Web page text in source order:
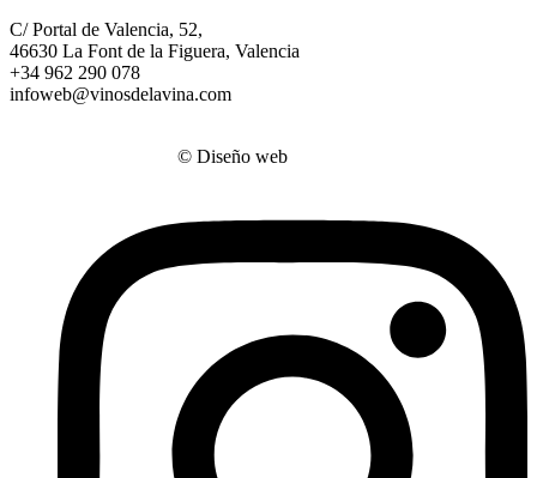
C/ Portal de Valencia, 52,
46630 La Font de la Figuera, Valencia
+34 962 290 078
infoweb@vinosdelavina.com
© Diseño web